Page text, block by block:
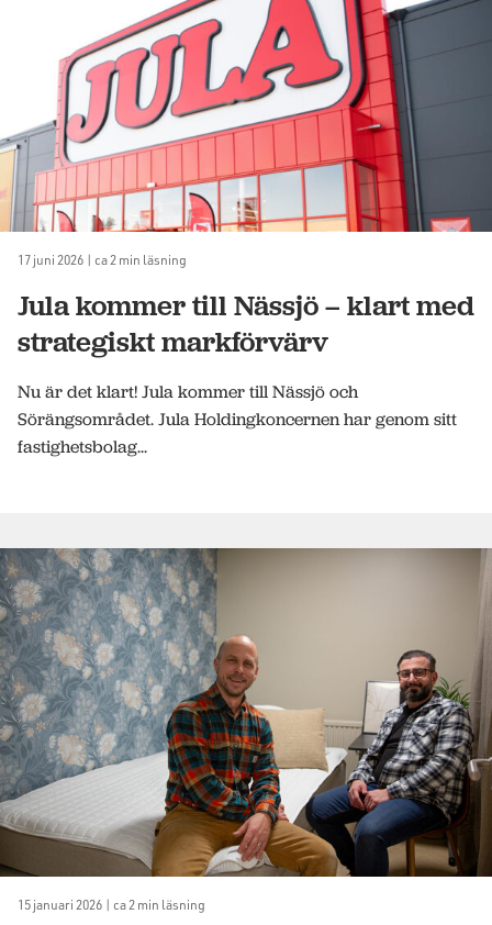
17 juni 2026 | ca 2 min läsning
Jula kommer till Nässjö – klart med
strategiskt markförvärv
Nu är det klart! Jula kommer till Nässjö och
Sörängsområdet. Jula Holdingkoncernen har genom sitt
fastighetsbolag...
15 januari 2026 | ca 2 min läsning